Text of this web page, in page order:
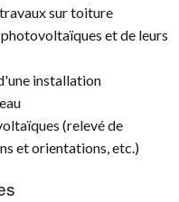
sur toiture
et de leurs
installation
(relevé de
et orientations, etc.)